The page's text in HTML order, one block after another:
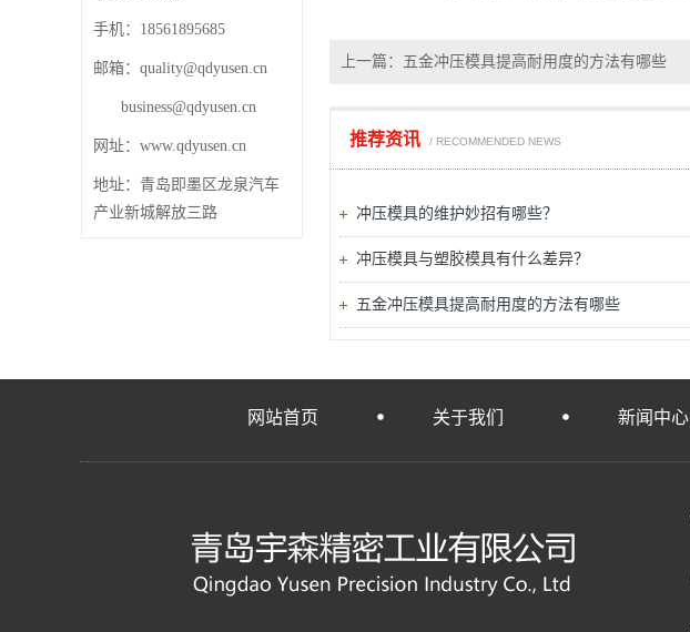
上一篇： 五金冲压模具提高耐用度的方法有哪些
推荐资讯 / RECOMMENDED NEWS
冲压模具的维护妙招有哪些？
冲压模具与塑胶模具有什么差异？
五金冲压模具提高耐用度的方法有哪些
手机：18561895685
邮箱：quality@qdyusen.cn
business@qdyusen.cn
网址：www.qdyusen.cn
地址：青岛即墨区龙泉汽车
产业新城解放三路
网站首页 关于我们 新闻中心